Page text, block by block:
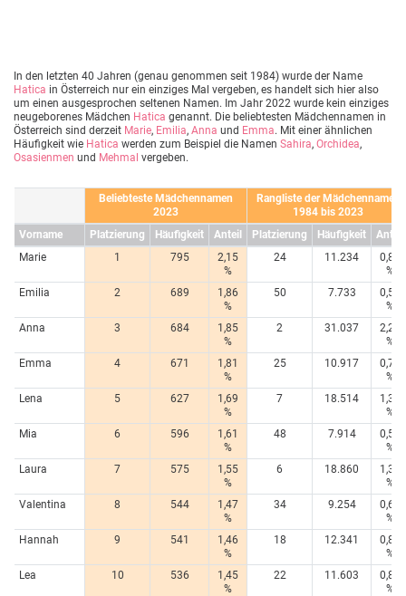
In den letzten 40 Jahren (genau genommen seit 1984) wurde der Name
Hatica in Österreich nur ein einziges Mal vergeben, es handelt sich hier also
um einen ausgesprochen seltenen Namen. Im Jahr 2022 wurde kein einziges
neugeborenes Mädchen Hatica genannt. Die beliebtesten Mädchennamen in
Österreich sind derzeit Marie, Emilia, Anna und Emma. Mit einer ähnlichen
Häufigkeit wie Hatica werden zum Beispiel die Namen Sahira, Orchidea,
Osasienmen und Mehmal vergeben.
Beliebteste Mädchennamen
2023
Rangliste der Mädchennamen
1984 bis 2023
Vorname
Platzierung Häufigkeit Anteil Platzierung Häufigkeit
Anteil
Marie
1 795
2,15
%
24 11.234
0,80
%
Emilia
2 689
1,86
%
50 7.733
0,55
%
Anna
3 684
1,85
%
2 31.037
2,20
%
Emma
4 671
1,81
%
25 10.917
0,78
%
Lena
5 627
1,69
%
7 18.514
1,31
%
Mia
6 596
1,61
%
48 7.914
0,56
%
Laura
7 575
1,55
%
6 18.860
1,34
%
Valentina
8 544
1,47
%
34 9.254
0,66
%
Hannah
9 541
1,46
%
18 12.341
0,88
%
Lea
10 536
1,45
%
22 11.603
0,82
%